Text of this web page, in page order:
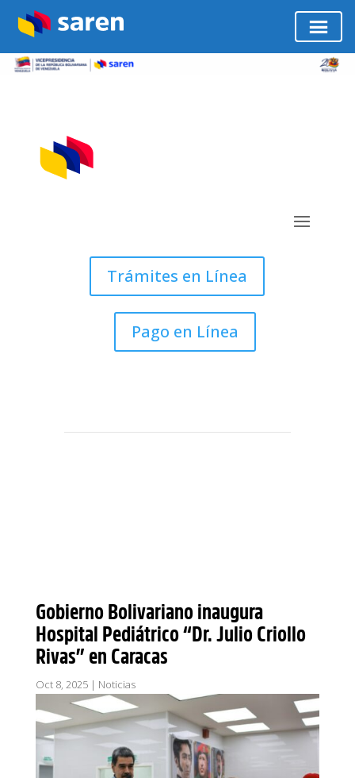
Trámites en Línea
Pago en Línea
Gobierno Bolivariano inaugura
Hospital Pediátrico “Dr. Julio Criollo
Rivas” en Caracas
Oct 8, 2025| Noticias